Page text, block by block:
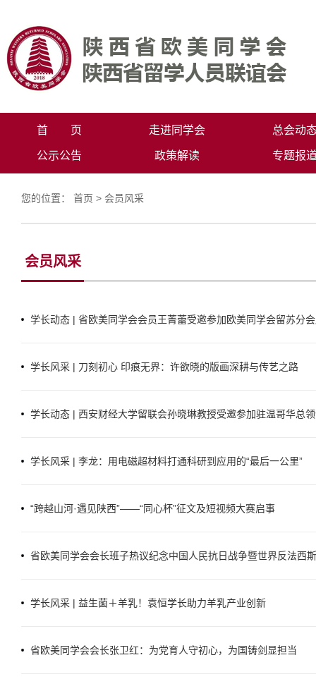
首 页 走进同学会 总会动
公示公告 政策解读 专题报
您的位置： 首页 > 会员风采
会员风采
学长动态 | 省欧美同学会会员王菁蕾受邀参加欧美同学会留苏分
学长风采 | 刀刻初心 印痕无界：许欲晓的版画深耕与传艺之路
学长动态 | 西安财经大学留联会孙晓琳教授受邀参加驻温哥华总
学长风采 | 李龙：用电磁超材料打通科研到应用的“最后一公里”
“跨越山河·遇见陕西”——“同心杯”征文及短视频大赛启事
省欧美同学会会长班子热议纪念中国人民抗日战争暨世界反法西
学长风采 | 益生菌＋羊乳！袁恒学长助力羊乳产业创新
省欧美同学会会长张卫红：为党育人守初心，为国铸剑显担当